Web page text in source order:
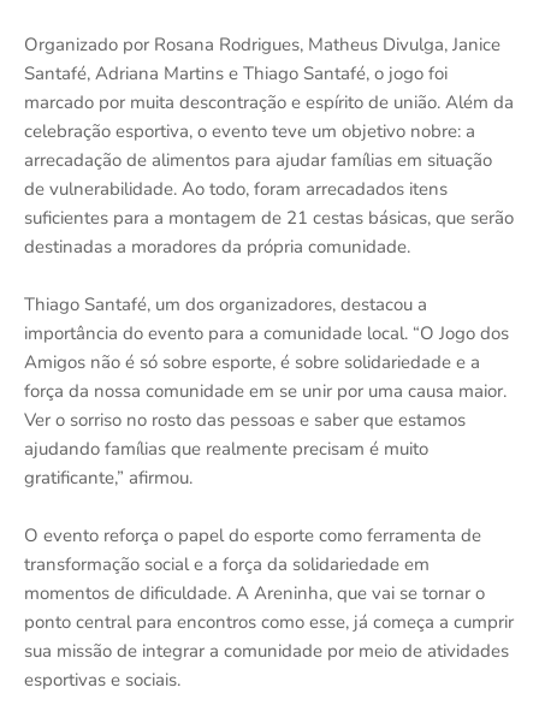
Organizado por Rosana Rodrigues, Matheus Divulga, Janice
Santafé, Adriana Martins e Thiago Santafé, o jogo foi
marcado por muita descontração e espírito de união. Além da
celebração esportiva, o evento teve um objetivo nobre: a
arrecadação de alimentos para ajudar famílias em situação
de vulnerabilidade. Ao todo, foram arrecadados itens
suficientes para a montagem de 21 cestas básicas, que serão
destinadas a moradores da própria comunidade.
Thiago Santafé, um dos organizadores, destacou a
importância do evento para a comunidade local. “O Jogo dos
Amigos não é só sobre esporte, é sobre solidariedade e a
força da nossa comunidade em se unir por uma causa maior.
Ver o sorriso no rosto das pessoas e saber que estamos
ajudando famílias que realmente precisam é muito
gratificante,” afirmou.
O evento reforça o papel do esporte como ferramenta de
transformação social e a força da solidariedade em
momentos de dificuldade. A Areninha, que vai se tornar o
ponto central para encontros como esse, já começa a cumprir
sua missão de integrar a comunidade por meio de atividades
esportivas e sociais.